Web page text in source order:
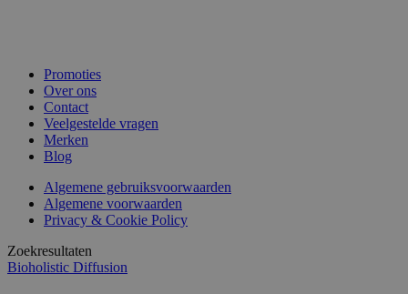
Promoties
Over ons
Contact
Veelgestelde vragen
Merken
Blog
Algemene gebruiksvoorwaarden
Algemene voorwaarden
Privacy & Cookie Policy
Zoekresultaten
Bioholistic Diffusion